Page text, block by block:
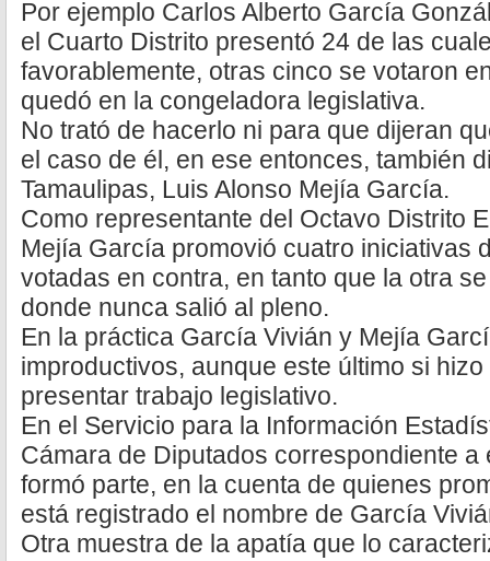
Por ejemplo Carlos Alberto García
el Cuarto Distrito presentó 24 de las
favorablemente, otras cinco se votaron
quedó en la congeladora legislativa.
No trató de hacerlo ni para que dijeran
el caso de él, en ese entonces, también
Tamaulipas, Luis Alonso Mejía García.
Como representante del Octavo Distrito
Mejía García promovió cuatro iniciativas
votadas en contra, en tanto que la otra
donde nunca salió al pleno.
En la práctica García Vivián y Mejía
improductivos, aunque este último si
presentar trabajo legislativo.
En el Servicio para la Información
Cámara de Diputados correspondiente a
formó parte, en la cuenta de quienes
está registrado el nombre de García
Otra muestra de la apatía que lo